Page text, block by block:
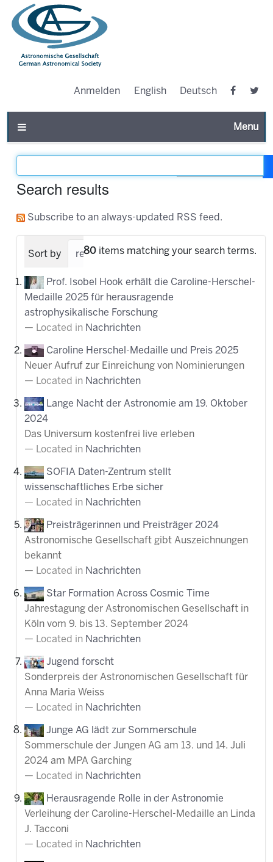
Anmelden English Deutsch
Toggle
Search results
Subscribe to an always-updated RSS feed.
80 items matching your search terms.
Sort by relevance date (newest first)
Prof. Isobel Hook erhält die Caroline-Herschel-
Medaille 2025 für herausragende
astrophysikalische Forschung
Located in Nachrichten
Caroline Herschel-Medaille und Preis 2025
Neuer Aufruf zur Einreichung von Nominierungen
Located in Nachrichten
Lange Nacht der Astronomie am 19. Oktober
2024
Das Universum kostenfrei live erleben
Located in Nachrichten
SOFIA Daten-Zentrum stellt
wissenschaftliches Erbe sicher
Located in Nachrichten
Preisträgerinnen und Preisträger 2024
Astronomische Gesellschaft gibt Auszeichnungen
bekannt
Located in Nachrichten
Star Formation Across Cosmic Time
Jahrestagung der Astronomischen Gesellschaft in
Köln vom 9. bis 13. September 2024
Located in Nachrichten
Jugend forscht
Sonderpreis der Astronomischen Gesellschaft für
Anna Maria Weiss
Located in Nachrichten
Junge AG lädt zur Sommerschule
Sommerschule der Jungen AG am 13. und 14. Juli
2024 am MPA Garching
Located in Nachrichten
Herausragende Rolle in der Astronomie
Verleihung der Caroline-Herschel-Medaille an Linda
J. Tacconi
Located in Nachrichten